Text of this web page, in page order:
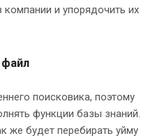
и упорядочить их
поисковика, поэтому
функции базы знаний.
же будет перебирать уйму